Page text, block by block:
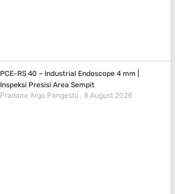
PCE-RS 40 – Industrial Endoscope 4 mm |
Inspeksi Presisi Area Sempit
Pradana Argo Pangestu 8 August 2026